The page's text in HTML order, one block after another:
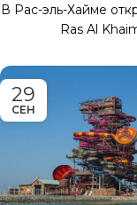
В Рас-эль-Хайме
Ras Al
29
СЕН